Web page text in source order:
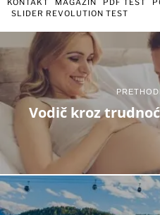
KONTAKT MAGAZIN PDF TEST
SLIDER REVOLUTION TEST
Vodič kroz